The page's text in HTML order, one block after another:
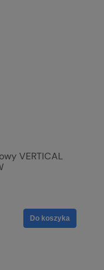
VERTICAL
Do koszyka